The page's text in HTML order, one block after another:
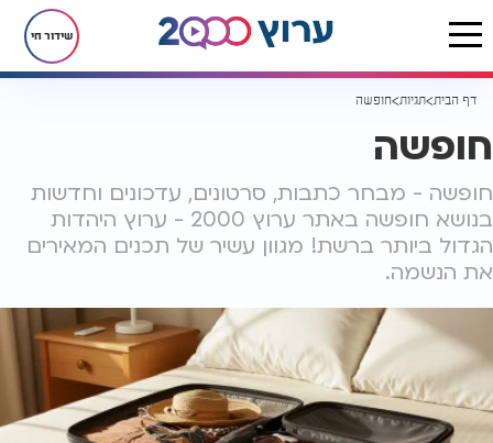
שידור חי
דף הבית תגיות חופשה
חופשה
חופשה - מבחר כתבות, סרטונים, עדכונים וחדשות
בנושא חופשה באתר ערוץ 2000 - ערוץ היהדות
הגדול ביותר ברשת! מגוון עשיר של תכנים המאירים
את הנשמה.